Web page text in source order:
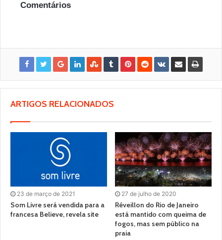
Comentários
ARTIGOS RELACIONADOS
23 de março de 2021
Som Livre será vendida para a
francesa Believe, revela site
27 de julho de 2020
Réveillon do Rio de Janeiro
está mantido com queima de
fogos, mas sem público na
praia